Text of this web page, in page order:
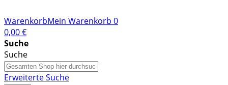
WarenkorbMein Warenkorb 0
0,00 €
Suche
Suche
Erweiterte Suche